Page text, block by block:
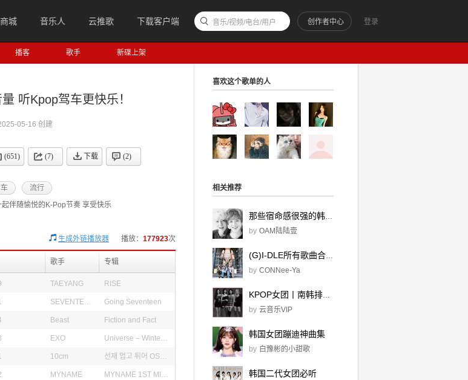
商城 音乐人 云推歌 下载客户端 登录
创作者中心
音乐/视频/电台/用户
播客 歌手 新碟上架